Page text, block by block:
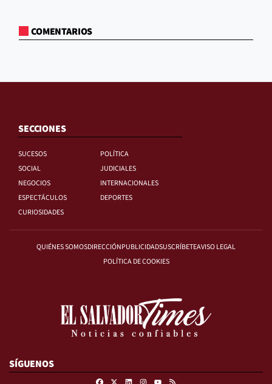
COMENTARIOS
SECCIONES
SUCESOS
POLÍTICA
SOCIAL
JUDICIALES
NEGOCIOS
INTERNACIONALES
ESPECTÁCULOS
DEPORTES
CURIOSIDADES
QUIÉNES SOMOSDIRECCIÓNPUBLICIDADSUSCRÍBETEAVISO LEGAL
POLÍTICA DE COOKIES
SÍGUENOS
FacebookLinkedinInstagram